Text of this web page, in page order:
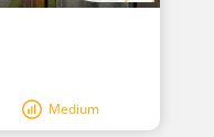
Medium